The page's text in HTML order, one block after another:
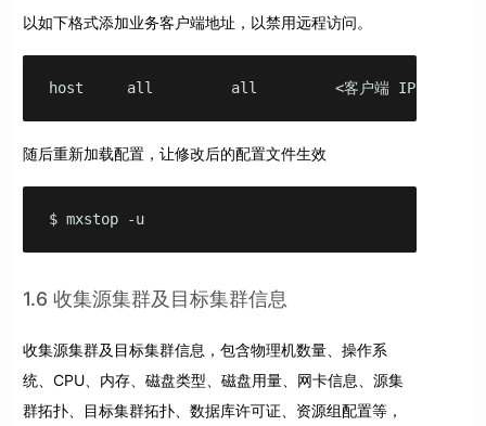
以如下格式添加业务客户端地址，以禁用远程访问。
host     all         all         <客户端 IP 地址>/<子
随后重新加载配置，让修改后的配置文件生效
$ mxstop -u
1.6 收集源集群及目标集群信息
收集源集群及目标集群信息，包含物理机数量、操作系
统、CPU、内存、磁盘类型、磁盘用量、网卡信息、源集
群拓扑、目标集群拓扑、数据库许可证、资源组配置等，